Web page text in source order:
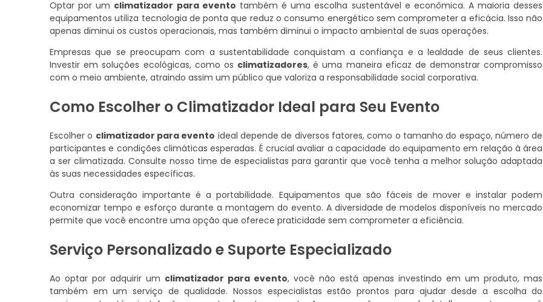
Optar por um climatizador para evento também é uma escolha sustentável e econômica. A maioria desses
equipamentos utiliza tecnologia de ponta que reduz o consumo energético sem comprometer a eficácia. Isso não
apenas diminui os custos operacionais, mas também diminui o impacto ambiental de suas operações.
Empresas que se preocupam com a sustentabilidade conquistam a confiança e a lealdade de seus clientes.
Investir em soluções ecológicas, como os climatizadores, é uma maneira eficaz de demonstrar compromisso
com o meio ambiente, atraindo assim um público que valoriza a responsabilidade social corporativa.
Como Escolher o Climatizador Ideal para Seu Evento
Escolher o climatizador para evento ideal depende de diversos fatores, como o tamanho do espaço, número de
participantes e condições climáticas esperadas. É crucial avaliar a capacidade do equipamento em relação à área
a ser climatizada. Consulte nosso time de especialistas para garantir que você tenha a melhor solução adaptada
às suas necessidades específicas.
Outra consideração importante é a portabilidade. Equipamentos que são fáceis de mover e instalar podem
economizar tempo e esforço durante a montagem do evento. A diversidade de modelos disponíveis no mercado
permite que você encontre uma opção que oferece praticidade sem comprometer a eficiência.
Serviço Personalizado e Suporte Especializado
Ao optar por adquirir um climatizador para evento, você não está apenas investindo em um produto, mas
também em um serviço de qualidade. Nossos especialistas estão prontos para ajudar desde a escolha do